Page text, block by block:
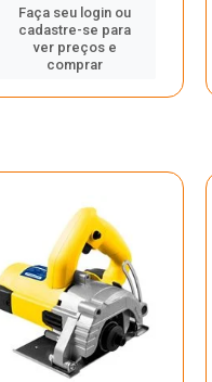
Faça seu login ou
cadastre-se para
ver preços e
comprar